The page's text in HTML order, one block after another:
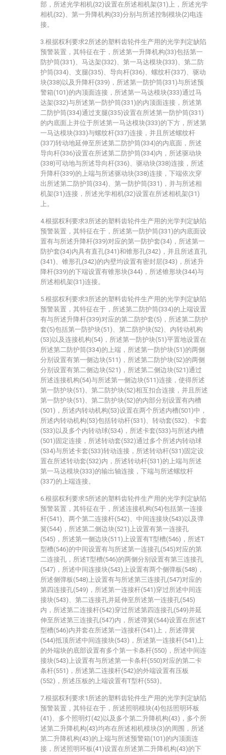
部，所述光学相机(32)设置在所述相机架(31)上，所述光学
相机(32)、第一升降机构(33)分别与所述控制模块(2)电连
接。
3.根据权利要求2所述的塑料齿轮件生产用的光学判定缺陷
预警装置，其特征在于，所述第一升降机构(33)包括第一
防护筒(331)、马达架(332)、第一马达模块(333)、第二防
护筒(334)、支腿(335)、导向杆(336)、螺纹杆(337)、驱动
块(338)以及升降杆(339)，所述第一防护筒(331)与所述预
警箱(101)的内顶面连接，所述第一马达模块(333)通过马
达架(332)与所述第一防护筒(331)的内顶面连接，所述第
二防护筒(334)通过支腿(335)设置在所述第一防护筒(331)
的内底面上并位于所述第一马达模块(333)的下方，所述第
一马达模块(333)与螺纹杆(337)连接，并且所述螺纹杆
(337)转动地延伸至所述第二防护筒(334)的内底面，所述
导向杆(336)设置在所述第二防护筒(334)内，所述驱动块
(338)可动地与所述导向杆(336)、驱动块(338)连接，所述
升降杆(339)的上端与所述驱动块(338)连接，下端依次穿
出所述第二防护筒(334)、第一防护筒(331)，并与所述相
机架(31)连接，所述光学相机(32)设置在所述相机架(31)
上。
4.根据权利要求3所述的塑料齿轮件生产用的光学判定缺陷
预警装置，其特征在于，所述第一防护筒(331)的内底面设
置有与所述升降杆(339)对应的第一防护套(34)，所述第一
防护套(34)内具有直孔(341)和锥形孔(342)，并且所述直孔
(341)、锥形孔(342)的内壁均设置有密封层(343)，所述升
降杆(339)的下端设置有锥形块(344)，所述锥形块(344)与
所述相机架(31)连接。
5.根据权利要求3所述的塑料齿轮件生产用的光学判定缺陷
预警装置，其特征在于，所述第二防护筒(334)的上端设置
有与所述升降杆(339)对应的第二防护套(5)，所述第二防护
套(5)包括第一防护块(51)、第二防护块(52)、内转动机构
(53)以及连接机构(54)，所述第一防护块(51)平置地设置在
所述第二防护筒(334)的上端，所述第一防护块(51)的两侧
分别设置有第一侧边块(511)，所述第二防护块(52)的两侧
分别设置有第二侧边块(521)，所述第二侧边块(521)通过
所述连接机构(54)与所述第一侧边块(511)连接，使得所述
第一防护块(51)、第二防护块(52)相互扣合连接，并且所述
第一防护块(51)、第二防护块(52)的内部分别设置有内槽
(501)，所述内转动机构(53)设置在两个所述内槽(501)中，
所述内转动机构(53)包括转动杆(531)、转动套(532)、卡套
(533)以及多个内转动球(534)，所述卡套(533)与所述内槽
(501)固定连接，所述转动套(532)通过多个所述内转动球
(534)与所述卡套(533)转动连接，所述转动杆(531)固定设
置在所述转动套(532)内，所述转动杆(531)的上端与所述
第一马达模块(333)的输出轴连接，下端与所述螺纹杆
(337)的上端连接。
6.根据权利要求5所述的塑料齿轮件生产用的光学判定缺陷
预警装置，其特征在于，所述连接机构(54)包括第一连接
杆(541)、两个第二连接杆(542)、中间连接块(543)以及弹
簧(544)，所述第二侧边块(521)上设置有第一连接孔
(545)，所述第一侧边块(511)上设置有T型槽(546)，所述T
型槽(546)的中间设置有与所述第一连接孔(545)对应的第
二连接孔，所述T型槽(546)的两侧分别设置有第三连接孔
(547)，所述中间连接块(543)上设置有两个侧弹板(548)，
所述侧弹板(548)上设置有与所述第三连接孔(547)对应的
第四连接孔(549)，所述第一连接杆(541)穿过所述中间连
接块(543)、第二连接孔并延伸至所述第一连接孔(545)
内，所述第二连接杆(542)穿过所述第四连接孔(549)并延
伸至所述第三连接孔(547)内，所述弹簧(544)设置在所述T
型槽(546)内并套在所述第一连接杆(541)上，所述弹簧
(544)抵顶所述中间连接块(543)，所述第一连接杆(541)上
的外端块的底部设置有多个第一卡条杆(550)，所述中间连
接块(543)上设置有与所述第一卡条杆(550)对应的第二卡
条杆(551)，所述第二连接杆(542)的外端设置有压板
(552)，所述压板的上端设置有T型杆(553)。
7.根据权利要求1所述的塑料齿轮件生产用的光学判定缺陷
预警装置，其特征在于，所述照明模块(4)包括照明环板
(41)、多个照明灯(42)以及多个第二升降机构(43)，多个所
述第二升降机构(43)均布在所述相机模块(3)的周围，所述
第二升降机构(43)的上端与所述预警箱(101)的内顶面连
接，所述照明环板(41)设置在所述第二升降机构(43)的下